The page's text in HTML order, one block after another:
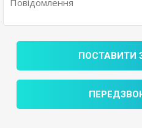
ПОСТАВИТИ